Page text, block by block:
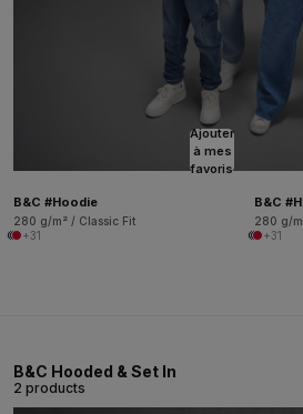
Ajouter
à mes
favoris
B&C #Hoodie
280 g/m² / Classic Fit
+31
B&C
280 g/
+31
B&C Hooded & Set In
2 products